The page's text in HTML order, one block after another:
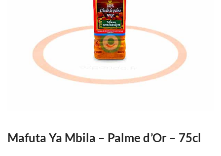
Mafuta Ya Mbila – Palme d’Or – 75cl